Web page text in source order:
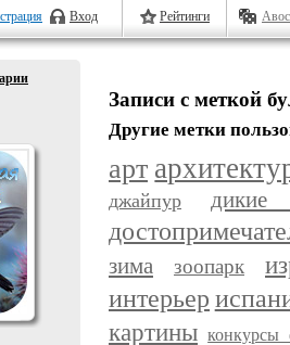
Вход Рейтинги
Записи с меткой
Другие метки
арт
джайпур дикие
зима зоопарк
интерьер
картины конкурсы